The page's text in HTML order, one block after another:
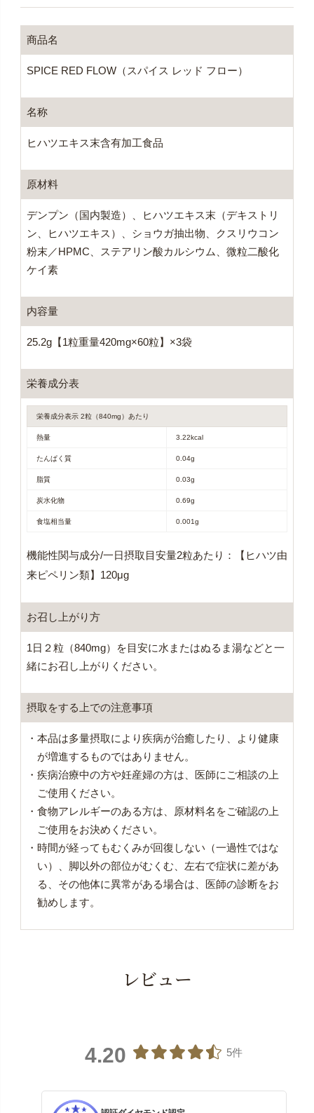
商品名
SPICE RED FLOW（スパイス レッド フロー）
名称
ヒハツエキス末含有加工食品
原材料
デンプン（国内製造）、ヒハツエキス末（デキストリ
ン、ヒハツエキス）、ショウガ抽出物、クスリウコン
粉末／HPMC、ステアリン酸カルシウム、微粒二酸化
ケイ素
内容量
25.2g【1粒重量420mg×60粒】×3袋
栄養成分表
栄養成分表示 2粒（840mg）あたり
熱量 3.22kcal
たんぱく質 0.04g
脂質 0.03g
炭水化物 0.69g
食塩相当量 0.001g
機能性関与成分/一日摂取目安量2粒あたり：【ヒハツ由
来ピペリン類】120μg
お召し上がり方
1日２粒（840mg）を目安に水またはぬるま湯などと一
緒にお召し上がりください。
摂取をする上での注意事項
・本品は多量摂取により疾病が治癒したり、より健康
が増進するものではありません。
・疾病治療中の方や妊産婦の方は、医師にご相談の上
ご使用ください。
・食物アレルギーのある方は、原材料名をご確認の上
ご使用をお決めください。
・時間が経ってもむくみが回復しない（一過性ではな
い）、脚以外の部位がむくむ、左右で症状に差があ
る、その他体に異常がある場合は、医師の診断をお
勧めします。
レビュー
4.20 5件